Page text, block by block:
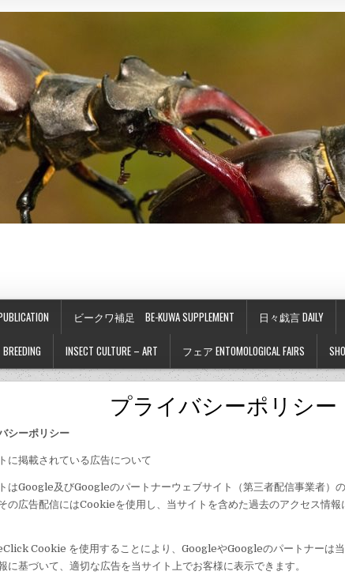
ビークワ補足 BE-KUWA SUPPLEMENT 日々戯言 DAILY
INSECT CULTURE – ART フェア ENTOMOLOGICAL FAIRS
プライバシーポリシー
シーポリシー
に掲載されている広告について
はGoogle及びGoogleのパートナーウェブサイト（第三者配信事業者）
の広告配信にはCookieを使用し、当サイトを含めた過去のアクセス情報
Cookie を使用することにより、GoogleやGoogleのパートナーは
に基づいて、適切な広告を当サイト上でお客様に表示できます。